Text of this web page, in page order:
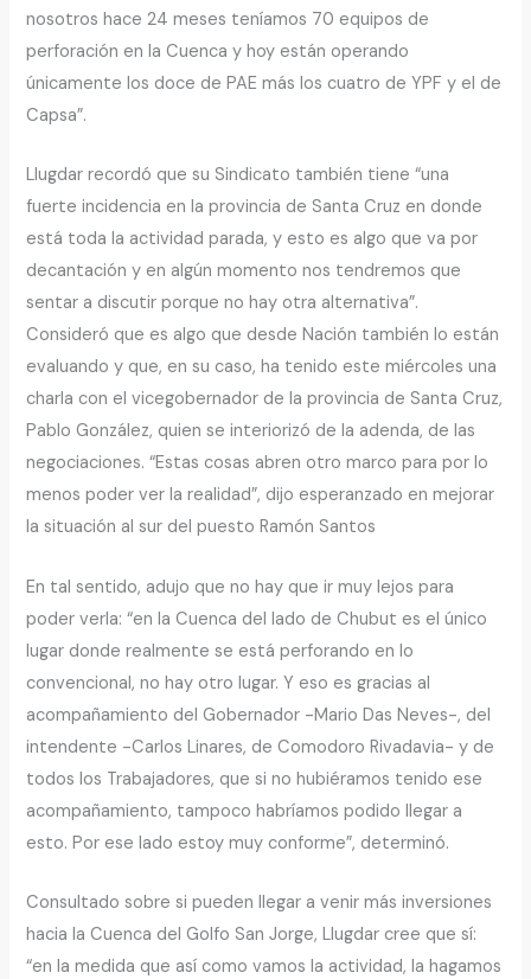
nosotros hace 24 meses teníamos 70 equipos de
perforación en la Cuenca y hoy están operando
únicamente los doce de PAE más los cuatro de YPF y el de
Capsa”.
Llugdar recordó que su Sindicato también tiene “una
fuerte incidencia en la provincia de Santa Cruz en donde
está toda la actividad parada, y esto es algo que va por
decantación y en algún momento nos tendremos que
sentar a discutir porque no hay otra alternativa”.
Consideró que es algo que desde Nación también lo están
evaluando y que, en su caso, ha tenido este miércoles una
charla con el vicegobernador de la provincia de Santa Cruz,
Pablo González, quien se interiorizó de la adenda, de las
negociaciones. “Estas cosas abren otro marco para por lo
menos poder ver la realidad”, dijo esperanzado en mejorar
la situación al sur del puesto Ramón Santos
En tal sentido, adujo que no hay que ir muy lejos para
poder verla: “en la Cuenca del lado de Chubut es el único
lugar donde realmente se está perforando en lo
convencional, no hay otro lugar. Y eso es gracias al
acompañamiento del Gobernador -Mario Das Neves-, del
intendente -Carlos Linares, de Comodoro Rivadavia- y de
todos los Trabajadores, que si no hubiéramos tenido ese
acompañamiento, tampoco habríamos podido llegar a
esto. Por ese lado estoy muy conforme”, determinó.
Consultado sobre si pueden llegar a venir más inversiones
hacia la Cuenca del Golfo San Jorge, Llugdar cree que sí:
“en la medida que así como vamos la actividad, la hagamos